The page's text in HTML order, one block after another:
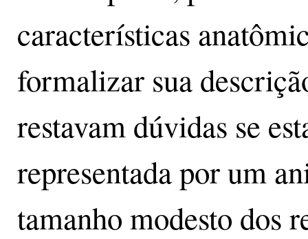
características
formalizar sua
restavam dúvidas se
representada por um
tamanho modesto dos